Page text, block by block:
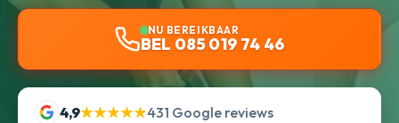
NU BEREIKBAAR
BEL 085 019 74 46
4,9★★★★★431 Google reviews